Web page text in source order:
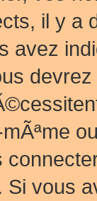
il y a
avez
vous